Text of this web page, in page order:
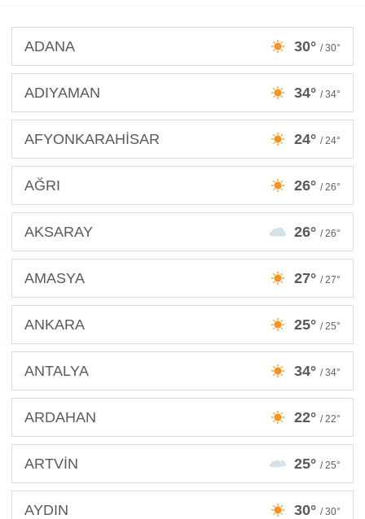
ADANA 30° / 30°
ADIYAMAN 34° / 34°
AFYONKARAHİSAR 24° / 24°
AĞRI 26° / 26°
AKSARAY 26° / 26°
AMASYA 27° / 27°
ANKARA 25° / 25°
ANTALYA 34° / 34°
ARDAHAN 22° / 22°
ARTVİN 25° / 25°
AYDIN 30° / 30°